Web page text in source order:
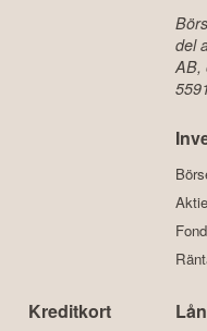
del
AB,
Kreditkort Lån